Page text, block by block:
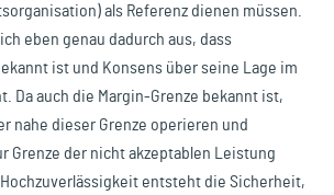
als Referenz dienen müssen.
eben genau dadurch aus, dass
ist und Konsens über seine Lage im
Da auch die Margin-Grenze bekannt ist,
nahe dieser Grenze operieren und
Grenze der nicht akzeptablen Leistung
entsteht die Sicherheit,